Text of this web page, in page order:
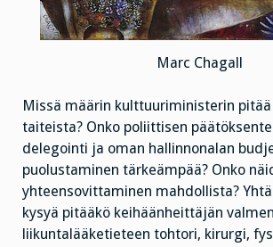
Marc Chagall
Missä määrin kulttuuriministerin
taiteista? Onko poliittisen
delegointi ja oman hallinnonalan
puolustaminen tärkeämpää? Onko
yhteensovittaminen mahdollista?
kysyä pitääkö keihäänheittäjän
liikuntalääketieteen tohtori, kirurgi,